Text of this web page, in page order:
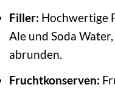
Filler: Hochwertige
Ale und Soda
abrunden.
Fruchtkonserven: